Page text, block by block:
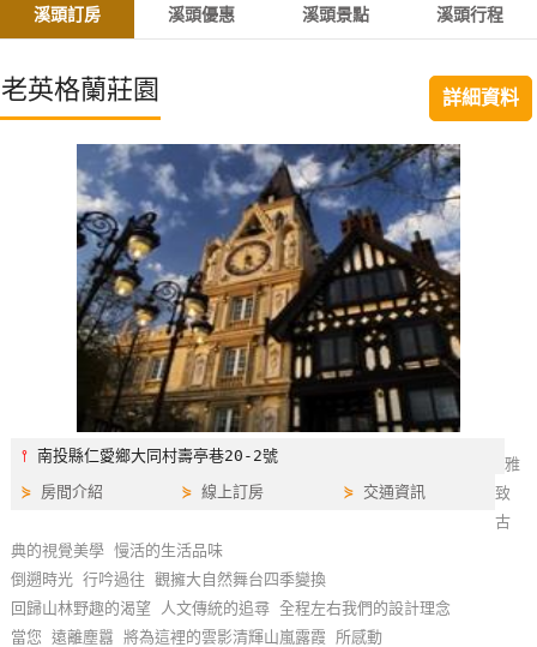
訂
房
直接跟飯店訂房 HOT
紅
帶
你
玩
溪頭訂房 溪頭優惠 溪頭景點 溪頭行程
老英格蘭莊園 詳細資料
⫯南投縣仁愛鄉大同村壽亭巷20-2號
⋟ 房間介紹 ⋟線上訂房 ⋟ 交通資訊
雅
致
古
典的視覺美學 慢活的生活品味
倒遡時光 行吟過往 觀擁大自然舞台四季變換
回歸山林野趣的渴望 人文傳統的追尋 全程左右我們的設計理念
當您 遠離塵囂 將為這裡的雲影清輝山嵐露霞 所感動